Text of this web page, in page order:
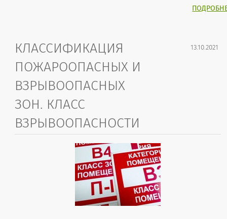
13.10.2021
КЛАССИФИКАЦИЯ
ПОЖАРООПАСНЫХ И
ВЗРЫВООПАСНЫХ
ЗОН. КЛАСС
ВЗРЫВООПАСНОСТИ